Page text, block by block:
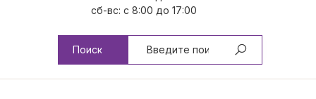
сб-вс: с 8:00 до 17:00